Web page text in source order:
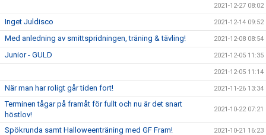
2021-12-27 08:02
Inget Juldisco 2021-12-14 09:52
Med anledning av smittspridningen, träning & tävling! 2021-12-08 08:54
Junior - GULD 2021-12-05 11:35
2021-12-05 11:14
När man har roligt går tiden fort! 2021-11-26 13:34
Terminen tågar på framåt för fullt och nu är det snart
höstlov!
2021-10-22 07:21
Spökrunda samt Halloweenträning med GF Fram! 2021-10-21 16:23